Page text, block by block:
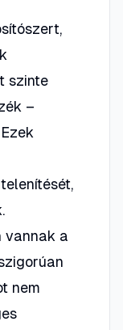
szinte
–
vannak a
nem